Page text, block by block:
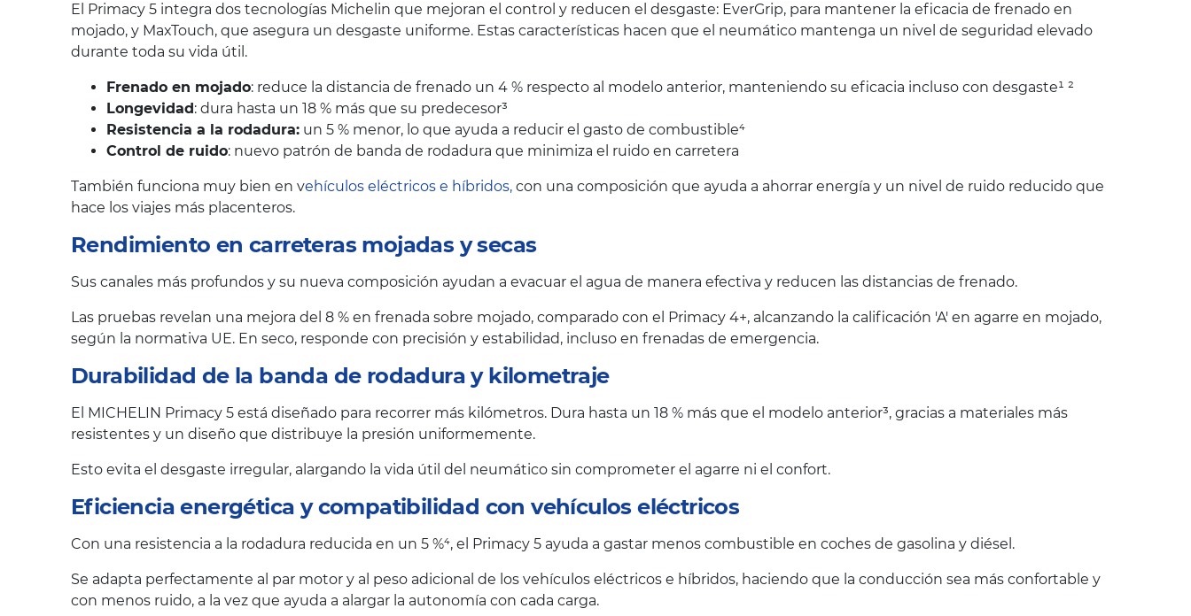
El Primacy 5 integra dos tecnologías Michelin que mejoran el control y reducen el desgaste: EverGrip, para mantener la eficacia de frenado en
mojado, y MaxTouch, que asegura un desgaste uniforme. Estas características hacen que el neumático mantenga un nivel de seguridad elevado
durante toda su vida útil.
Frenado en mojado: reduce la distancia de frenado un 4 % respecto al modelo anterior, manteniendo su eficacia incluso con desgaste¹ ²
Longevidad : dura hasta un 18 % más que su predecesor³
Resistencia a la rodadura: un 5 % menor, lo que ayuda a reducir el gasto de combustible⁴
Control de ruido: nuevo patrón de banda de rodadura que minimiza el ruido en carretera
También funciona muy bien en vehículos eléctricos e híbridos, con una composición que ayuda a ahorrar energía y un nivel de ruido reducido que
hace los viajes más placenteros.
Rendimiento en carreteras mojadas y secas
Sus canales más profundos y su nueva composición ayudan a evacuar el agua de manera efectiva y reducen las distancias de frenado.
Las pruebas revelan una mejora del 8 % en frenada sobre mojado, comparado con el Primacy 4+, alcanzando la calificación 'A' en agarre en mojado,
según la normativa UE. En seco, responde con precisión y estabilidad, incluso en frenadas de emergencia.
Durabilidad de la banda de rodadura y kilometraje
El MICHELIN Primacy 5 está diseñado para recorrer más kilómetros. Dura hasta un 18 % más que el modelo anterior³, gracias a materiales más
resistentes y un diseño que distribuye la presión uniformemente.
Esto evita el desgaste irregular, alargando la vida útil del neumático sin comprometer el agarre ni el confort.
Eficiencia energética y compatibilidad con vehículos eléctricos
Con una resistencia a la rodadura reducida en un 5 %⁴, el Primacy 5 ayuda a gastar menos combustible en coches de gasolina y diésel.
Se adapta perfectamente al par motor y al peso adicional de los vehículos eléctricos e híbridos, haciendo que la conducción sea más confortable y
con menos ruido, a la vez que ayuda a alargar la autonomía con cada carga.